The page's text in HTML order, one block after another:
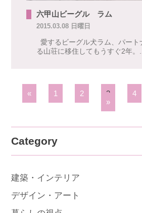
六甲山ビーグル ラム
2015.03.08 日曜日
愛するビーグル犬ラム、パート
る山荘に移住してもうすぐ2年。...
« 1 2 3 4
»
Category
建築・インテリア
デザイン・アート